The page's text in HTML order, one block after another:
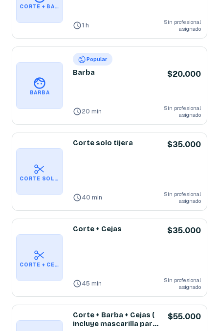
CORTE + BARBA ( INCLUYE MASCARILLA PARA LINEAS DE EXPRESIÓN )
1 h
Sin profesional
asignado
BARBA
Popular
Barba $20.000
20 min
Sin profesional
asignado
CORTE SOLO TIJERA
Corte solo tijera $35.000
40 min
Sin profesional
asignado
CORTE + CEJAS
Corte + Cejas $35.000
45 min
Sin profesional
asignado
Corte + Barba + Cejas (
incluye mascarilla para
$55.000